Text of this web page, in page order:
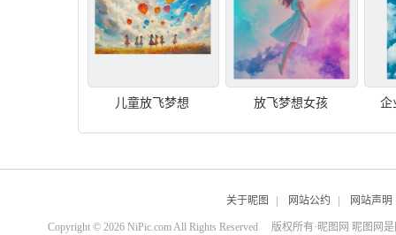
儿童放飞梦想 放飞梦想女孩 企
关于昵图 | 网站公约 | 网站声明
Copyright © 2026 NiPic.com All Rights Reserved 版权所有·昵图网 昵图网